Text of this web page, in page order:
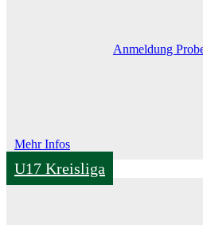
Anmeldung
Mehr Infos
U17 Kreisliga